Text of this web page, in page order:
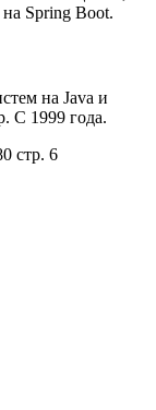
Spring Boot.
на Java и
С 1999 года.
стр. 6